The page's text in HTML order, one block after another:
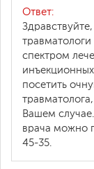
Ответ:
спектром
посетить
Вашем
врача можно
45-35.